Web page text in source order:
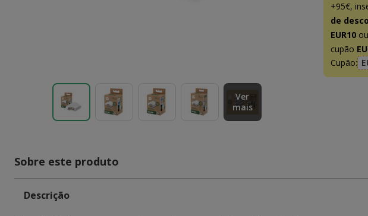
Ver
mais
+95€,
de
EUR10 ou
cupão
Cupão:
Sobre este produto
Descrição